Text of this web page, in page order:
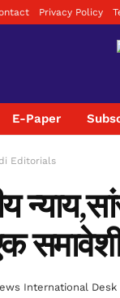
Privacy Policy
E-Paper
Editorials
समावेशी
International Desk